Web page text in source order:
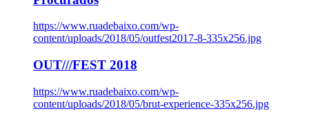
https://www.ruadebaixo.com/wp-
content/uploads/2018/05/outfest2017-8-335x256.jpg
OUT///FEST 2018
https://www.ruadebaixo.com/wp-
content/uploads/2018/05/brut-experience-335x256.jpg